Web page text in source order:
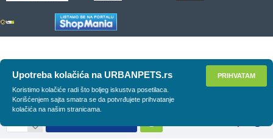
PRIHVATAM
Upotreba kolačića na URBANPETS.rs
Koristimo kolačiće radi što boljeg iskustva posetilaca.
Korišćenjem sajta smatra se da potvrđujete prihvatanje
kolačića na našim stranicama.